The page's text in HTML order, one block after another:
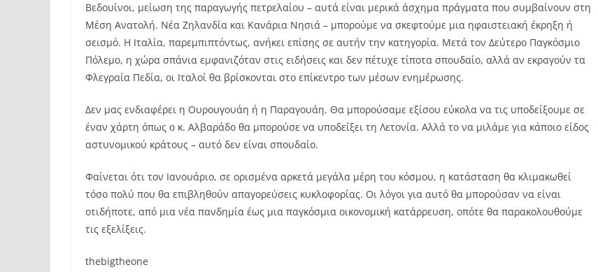
Βεδουίνοι, μείωση της παραγωγής πετρελαίου – αυτά είναι μερικά άσχημα πράγματα που συμβαίνουν στη
Μέση Ανατολή. Νέα Ζηλανδία και Κανάρια Νησιά – μπορούμε να σκεφτούμε μια ηφαιστειακή έκρηξη ή
σεισμό. Η Ιταλία, παρεμπιπτόντως, ανήκει επίσης σε αυτήν την κατηγορία. Μετά τον Δεύτερο Παγκόσμιο
Πόλεμο, η χώρα σπάνια εμφανιζόταν στις ειδήσεις και δεν πέτυχε τίποτα σπουδαίο, αλλά αν εκραγούν τα
Φλεγραία Πεδία, οι Ιταλοί θα βρίσκονται στο επίκεντρο των μέσων ενημέρωσης.
Δεν μας ενδιαφέρει η Ουρουγουάη ή η Παραγουάη. Θα μπορούσαμε εξίσου εύκολα να τις υποδείξουμε σε
έναν χάρτη όπως ο κ. Αλβαράδο θα μπορούσε να υποδείξει τη Λετονία. Αλλά το να μιλάμε για κάποιο είδος
αστυνομικού κράτους – αυτό δεν είναι σπουδαίο.
Φαίνεται ότι τον Ιανουάριο, σε ορισμένα αρκετά μεγάλα μέρη του κόσμου, η κατάσταση θα κλιμακωθεί
τόσο πολύ που θα επιβληθούν απαγορεύσεις κυκλοφορίας. Οι λόγοι για αυτό θα μπορούσαν να είναι
οτιδήποτε, από μια νέα πανδημία έως μια παγκόσμια οικονομική κατάρρευση, οπότε θα παρακολουθούμε
τις εξελίξεις.
thebigtheone